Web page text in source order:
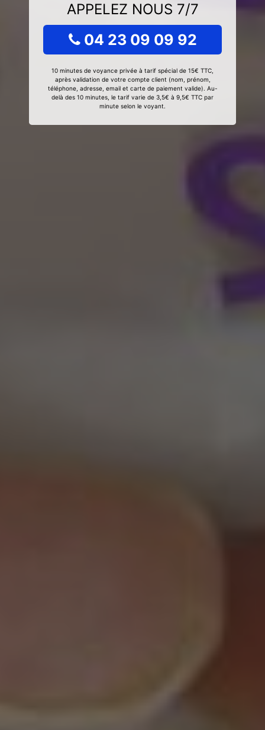
APPELEZ NOUS 7/7
04 23 09 09 92
10 minutes de voyance privée à tarif spécial de 15€ TTC,
après validation de votre compte client (nom, prénom,
téléphone, adresse, email et carte de paiement valide). Au-
delà des 10 minutes, le tarif varie de 3,5€ à 9,5€ TTC par
minute selon le voyant.